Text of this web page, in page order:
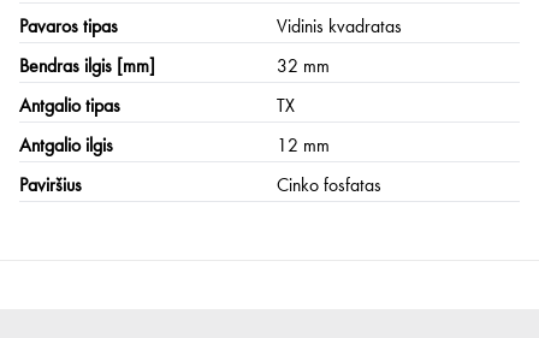
Pavaros tipas Vidinis kvadratas
Bendras ilgis [mm] 32 mm
Antgalio tipas TX
Antgalio ilgis 12 mm
Paviršius Cinko fosfatas